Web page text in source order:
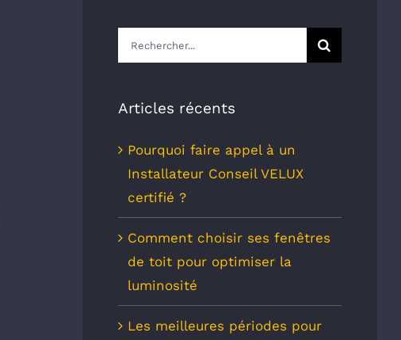
Rechercher:
Articles récents
Pourquoi faire appel à un
Installateur Conseil VELUX
certifié ?
Comment choisir ses fenêtres
de toit pour optimiser la
luminosité
Les meilleures périodes pour